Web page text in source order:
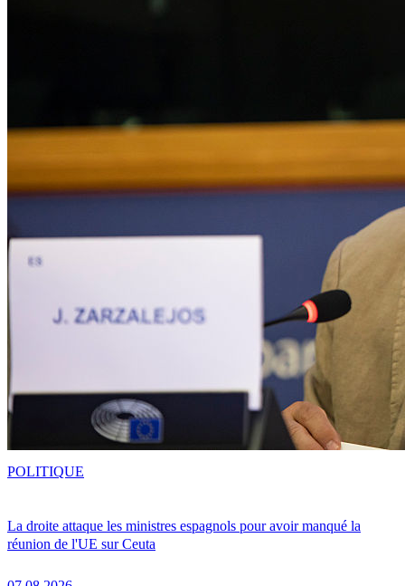
La droite attaque les ministres espagnols pour avoir manqué la
réunion de l'UE sur Ceuta
POLITIQUE